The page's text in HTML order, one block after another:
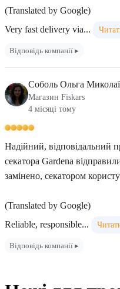
(Translated by Google)
Very fast delivery via...
Відповідь компанії ▸
Соболь Ольга
Магазин Fiskars
4 місяці тому
Надійний, відповідальний
секатора Gardena
замінено, секатором
(Translated by Google)
Reliable, responsible...
Відповідь компанії ▸